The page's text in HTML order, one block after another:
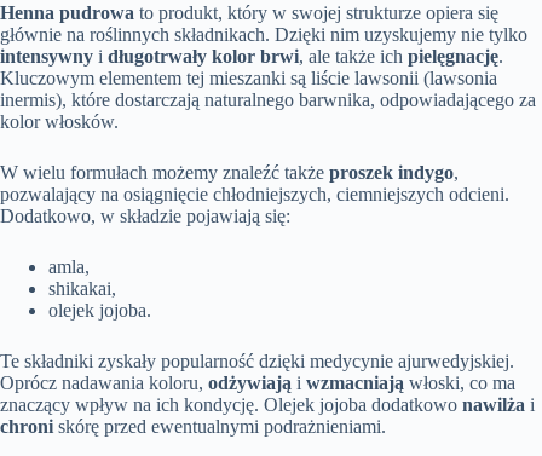
Henna pudrowa to produkt, który w swojej strukturze opiera się
głównie na roślinnych składnikach. Dzięki nim uzyskujemy nie tylko
intensywny i długotrwały kolor brwi, ale także ich pielęgnację.
Kluczowym elementem tej mieszanki są liście lawsonii (lawsonia
inermis), które dostarczają naturalnego barwnika, odpowiadającego za
kolor włosków.
W wielu formułach możemy znaleźć także proszek indygo,
pozwalający na osiągnięcie chłodniejszych, ciemniejszych odcieni.
Dodatkowo, w składzie pojawiają się:
amla,
shikakai,
olejek jojoba.
Te składniki zyskały popularność dzięki medycynie ajurwedyjskiej.
Oprócz nadawania koloru, odżywiają i wzmacniają włoski, co ma
znaczący wpływ na ich kondycję. Olejek jojoba dodatkowo nawilża i
chroni skórę przed ewentualnymi podrażnieniami.